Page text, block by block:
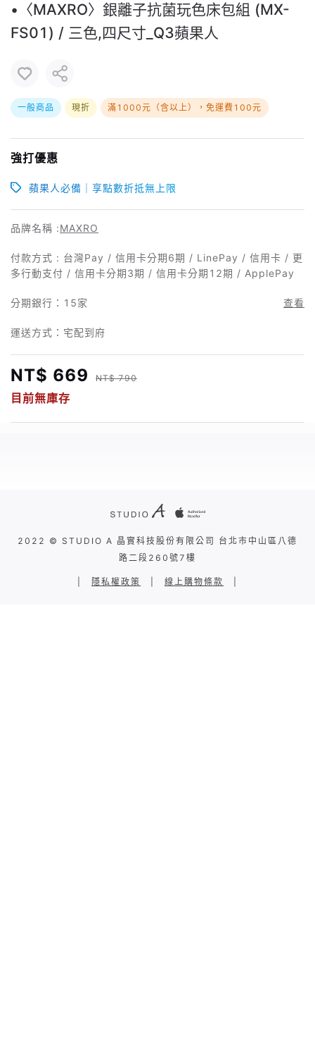
•〈MAXRO〉銀離子抗菌玩色床包組 (MX-
FS01) / 三色,四尺寸_Q3蘋果人
一般商品 現折 滿1000元（含以上），免運費100元
強打優惠
蘋果人必備｜享點數折抵無上限
品牌名稱 :MAXRO
付款方式 : 台灣Pay / 信用卡分期6期 / LinePay / 信用卡 / 更
多行動支付 / 信用卡分期3期 / 信用卡分期12期 / ApplePay
分期銀行： 15家 查看
運送方式：宅配到府
NT$ 669 NT$ 790
目前無庫存
2022 © STUDIO A 晶實科技股份有限公司 台北市中山區八德
路二段260號7樓
隱私權政策 線上購物條款